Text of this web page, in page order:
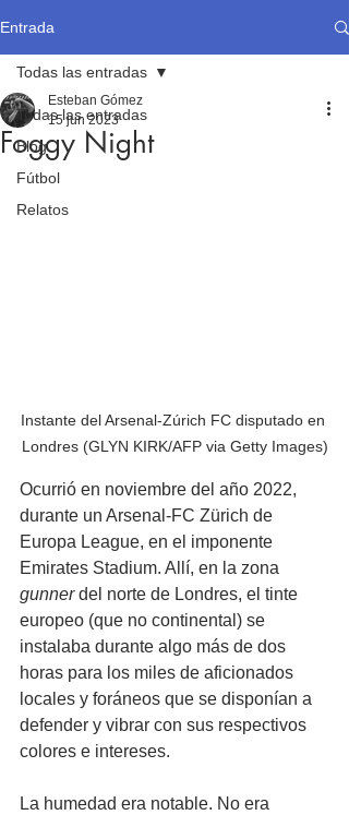
Entrada
Todas las entradas
Blog
Fútbol
Relatos
Todas las entradas
Foggy Night
Esteban Gómez
15 jun 2023
Instante del Arsenal-Zúrich FC disputado en
Londres (GLYN KIRK/AFP via Getty Images)
Ocurrió en noviembre del año 2022,
durante un Arsenal-FC Zürich de
Europa League, en el imponente
Emirates Stadium. Allí, en la zona
gunner del norte de Londres, el tinte
europeo (que no continental) se
instalaba durante algo más de dos
horas para los miles de aficionados
locales y foráneos que se disponían a
defender y vibrar con sus respectivos
colores e intereses.
La humedad era notable. No era